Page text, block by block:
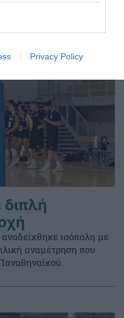
Privacy Policy
διπλή
ισόπαλη με
αναμέτρηση που